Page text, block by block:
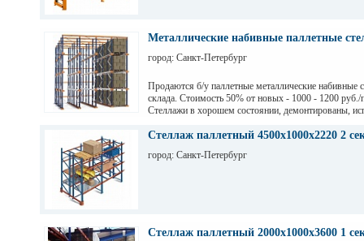
Металлические набивные паллетные
город: Санкт-Петербург
Продаются б/у паллетные металлические набивные
склада. Стоимость 50% от новых - 1000 - 1200 руб./
Стеллажи в хорошем состоянии, демонтированы,
СПб. Высота 7,5 м (4 паллеты), глубина 12,6 м (12
Стеллаж паллетный 4500х1000х2220 2
город: Санкт-Петербург
Стеллаж паллетный 2000х1000х3600 1